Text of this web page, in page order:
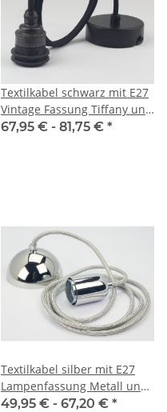
Textilkabel schwarz mit E27
Vintage Fassung Tiffany und
Baldachin 80x25mm
67,95 € - 81,75 € *
Textilkabel silber mit E27
Lampenfassung Metall und
Lampen-Baldachin chrom
49,95 € - 67,20 € *